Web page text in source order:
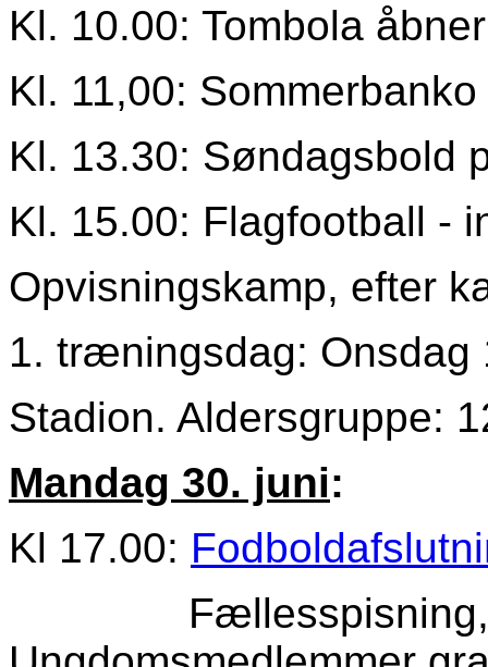
Kl. 10.00: Tombola åbner
Kl. 11,00:
Kl. 13.30: Søndagsbold
Kl. 15.00: Flagfootball -
Opvisningskamp, efter
1. træningsdag: Onsdag
Stadion. Aldersgruppe:
Mandag 30. juni:
Kl 17.00:
Fællesspisning,